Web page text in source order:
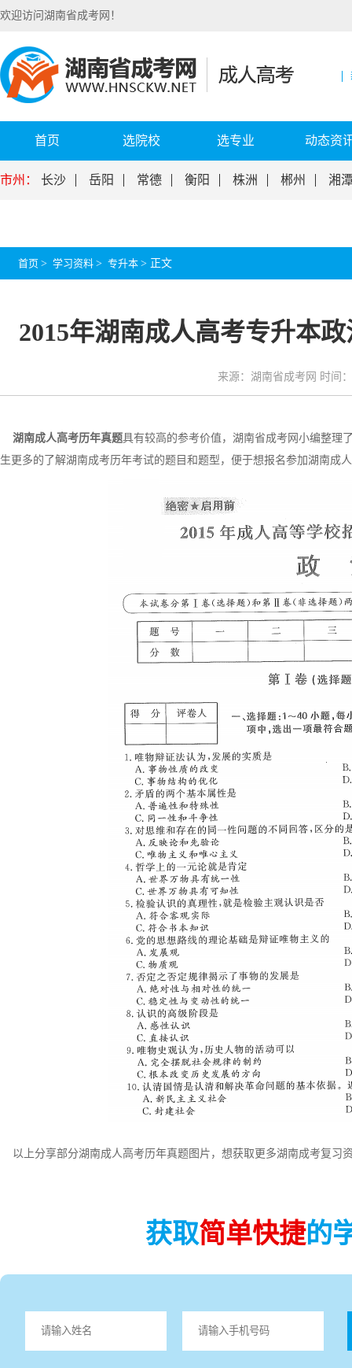
欢迎访问湖南省成考网！
首页 选院校 选专业 动态资
市州： 长沙 岳阳 常德 衡阳 株洲 郴州 湘
首页 > 学习资料 > 专升本 > 正文
2015年湖南成人高考专升本
来源：湖南省成考网 时间
湖南成人高考历年真题具有较高的参考价值，湖南省成考网小编整理
生更多的了解湖南成考历年考试的题目和题型，便于想报名参加湖南成
以上分享部分湖南成人高考历年真题图片，想获取更多湖南成考复习
获取简单快捷的